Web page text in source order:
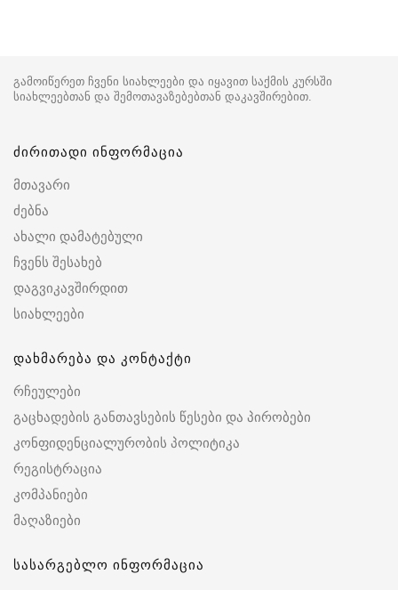
გამოიწერეთ ჩვენი სიახლეები და იყავით საქმის კურსში
სიახლეებთან და შემოთავაზებებთან დაკავშირებით.
ძირითადი ინფორმაცია
მთავარი
ძებნა
ახალი დამატებული
ჩვენს შესახებ
დაგვიკავშირდით
სიახლეები
დახმარება და კონტაქტი
რჩეულები
გაცხადების განთავსების წესები და პირობები
კონფიდენციალურობის პოლიტიკა
რეგისტრაცია
კომპანიები
მაღაზიები
სასარგებლო ინფორმაცია